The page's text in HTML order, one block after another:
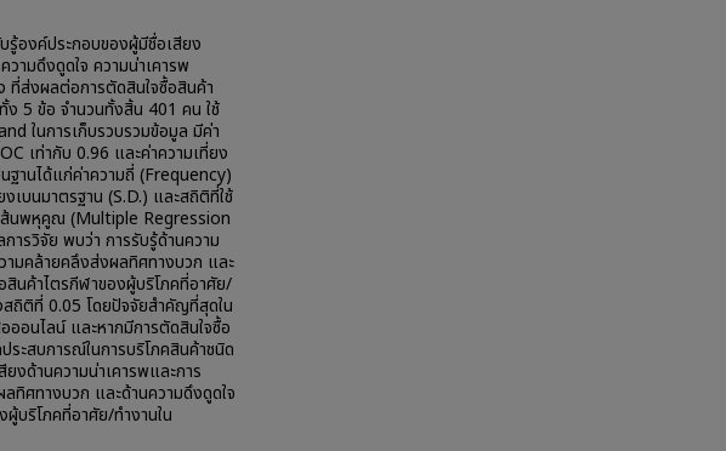
รู้องค์ประกอบของผู้มีชื่อเสียง
วามดึงดูดใจ ความน่าเคารพ
ที่ส่งผลต่อการตัดสินใจซื้อสินค้า
5 ข้อ จำนวนทั้งสิ้น 401 คน ใช้
ในการเก็บรวบรวมข้อมูล มีค่า
เท่ากับ 0.96 และค่าความเที่ยง
ฐานได้แก่ค่าความถี่ (Frequency)
บนมาตรฐาน (S.D.) และสถิติที่ใช้
ส้นพหุคูณ (Multiple Regression
รวิจัย พบว่า การรับรู้ด้านความ
ามคล้ายคลึงส่งผลทิศทางบวก และ
นค้าไตรกีฬาของผู้บริโภคที่อาศัย/
ถิติที่ 0.05 โดยปัจจัยสำคัญที่สุดใน
ออนไลน์ และหากมีการตัดสินใจซื้อ
ระสบการณ์ในการบริโภคสินค้าชนิด
งด้านความน่าเคารพและการ
ทิศทางบวก และด้านความดึงดูดใจ
บริโภคที่อาศัย/ทำงานใน